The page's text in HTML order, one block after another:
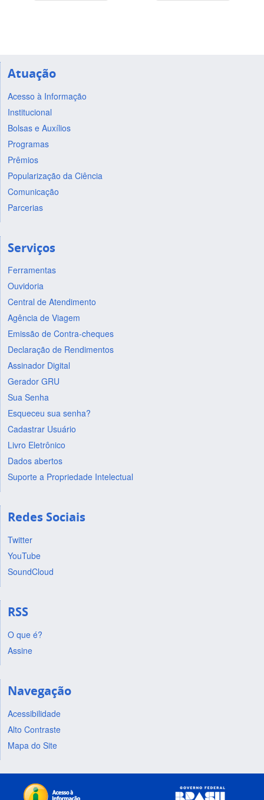
Atuação
Acesso à Informação
Institucional
Bolsas e Auxílios
Programas
Prêmios
Popularização da Ciência
Comunicação
Parcerias
Serviços
Ferramentas
Ouvidoria
Central de Atendimento
Agência de Viagem
Emissão de Contra-cheques
Declaração de Rendimentos
Assinador Digital
Gerador GRU
Sua Senha
Esqueceu sua senha?
Cadastrar Usuário
Livro Eletrônico
Dados abertos
Suporte a Propriedade Intelectual
Redes Sociais
Twitter
YouTube
SoundCloud
RSS
O que é?
Assine
Navegação
Acessibilidade
Alto Contraste
Mapa do Site